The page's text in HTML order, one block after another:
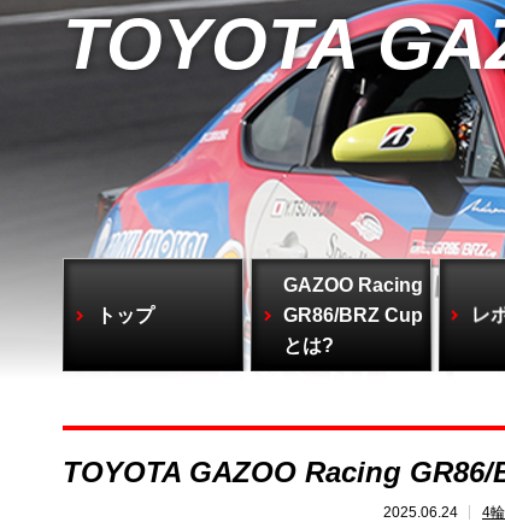
TOYOTA
トップ
GAZOO Racing
GR86/BRZ Cup
とは?
レ
TOYOTA GAZOO Racing
2025.06.24 4輪